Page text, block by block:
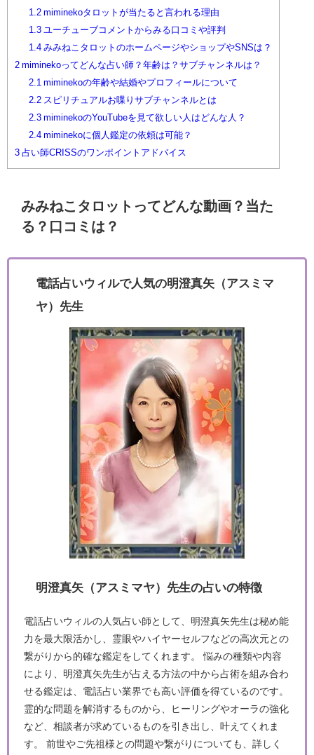
1.2miminekoタロットが当たると言われる理由
1.3ユーチューブコメントからみる口コミや評判
1.4みみねこタロットのホームページやショップやSNSは？
2 miminekoってどんな占い師？年齢は？サブチャンネルは？
2.1 miminekoの年齢や結婚やプロフィールについて
2.2スピリチュアルお喋りサブチャンネルとは
2.3miminekoのYouTubeを見て欲しい人はどんな人？
2.4miminekoに個人鑑定の依頼は可能？
3 占い師CRISSのワンポイントアドバイス
みみねこタロットってどんな動画？当た
る？口コミは？
電話占いウィルで人気の明澄真矢（アスミマ
ヤ）先生
明澄真矢（アスミマヤ）先生の占いの特徴
電話占いウィルの人気占い師として、明澄真矢先生は秘め能
力を最大限活かし、霊眼やハイヤーセルフなどの高次元との
繋がりから的確な鑑定をしてくれます。 悩みの種類や内容
により、明澄真矢先生が占える方法の中から占術を組み合わ
せる鑑定は、電話占い業界でも高い評価を得ているのです。
霊的な問題を解消するものから、ヒーリングやオーラの強化
など、相談者が求めているものを引き出し、叶えてくれま
す。 前世やご先祖様との問題や繋がりについても、詳しく